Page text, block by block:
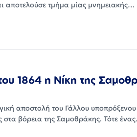
αποτελούσε τμήμα μίας μνημειακής…
1864 η Νίκη της
αποστολή του Γάλλου υποπρόξενου
βόρεια της Σαμοθράκης. Τότε